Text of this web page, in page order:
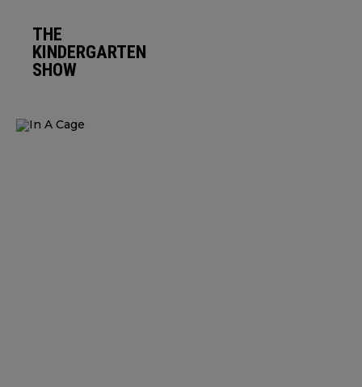
THE
KINDERGARTEN
SHOW